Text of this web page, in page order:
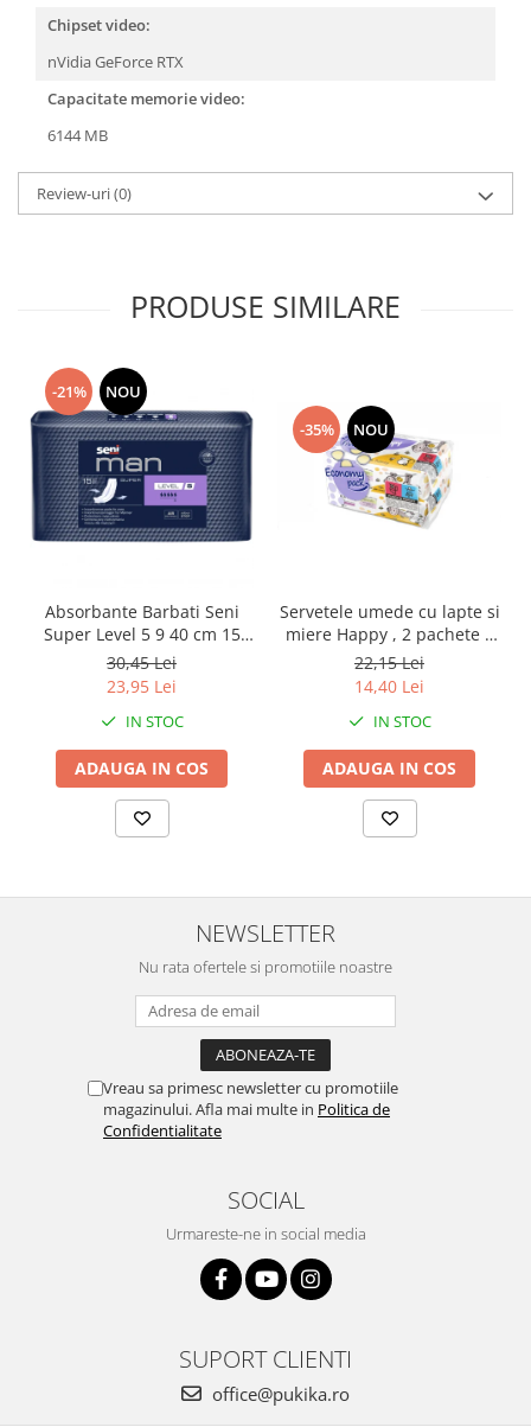
Chipset video:
nVidia GeForce RTX
Capacitate memorie video:
6144 MB
Review-uri(0)
PRODUSE SIMILARE
-21% NOU
Absorbante Barbati Seni
Super Level 5 9 40 cm 15
Bucati
30,45 Lei
23,95 Lei
IN STOC
ADAUGA IN COS
-35% NOU
Servetele umede cu lapte si
miere Happy , 2 pachete x
64 bucati, 128 bucati
22,15 Lei
14,40 Lei
IN STOC
ADAUGA IN COS
NEWSLETTER
Nu rata ofertele si promotiile noastre
Vreau sa primesc newsletter cu promotiile
magazinului. Afla mai multe in Politica de
Confidentialitate
SOCIAL
Urmareste-ne in social media
SUPORT CLIENTI
office@pukika.ro